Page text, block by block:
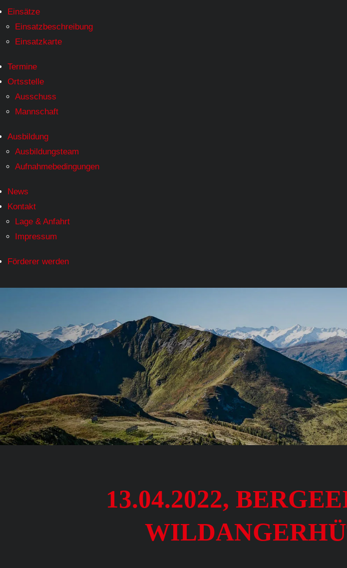
Einsätze
Einsatzbeschreibung
Einsatzkarte
Termine
Ortsstelle
Ausschuss
Mannschaft
Ausbildung
Ausbildungsteam
Aufnahmebedingungen
News
Kontakt
Lage & Anfahrt
Impressum
Förderer werden
13.04.2022,